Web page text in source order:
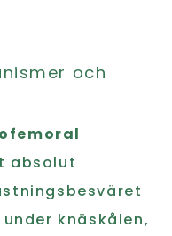
och
absolut
knäskålen,